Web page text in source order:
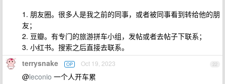
1. 朋友圈。很多人是我之前的同事，或者被同事看到转给他的朋
友；
2. 豆瓣。有专门的旅游拼车小组，发帖或者去帖子下联系；
3. 小红书。搜索之后直接去联系。
22
terrysnake OP Oct 19, 2023
@leconio 一个人开车累